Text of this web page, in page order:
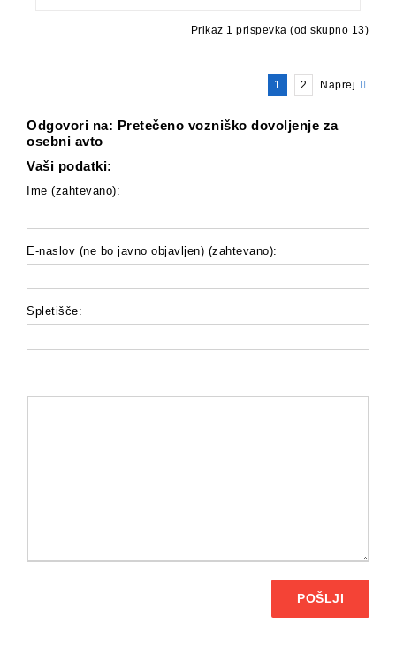
Prikaz 1 prispevka (od skupno 13)
1 2 Naprej
Odgovori na: Pretečeno vozniško dovoljenje za
osebni avto
Vaši podatki:
Ime (zahtevano):
E-naslov (ne bo javno objavljen) (zahtevano):
Spletišče:
POŠLJI